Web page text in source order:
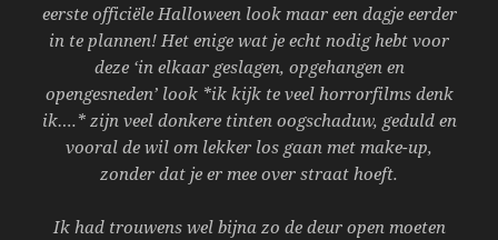
eerste officiële Halloween look maar een dagje eerder
in te plannen! Het enige wat je echt nodig hebt voor
deze ‘in elkaar geslagen, opgehangen en
opengesneden’ look *ik kijk te veel horrorfilms denk
ik….* zijn veel donkere tinten oogschaduw, geduld en
vooral de wil om lekker los gaan met make-up,
zonder dat je er mee over straat hoeft.
Ik had trouwens wel bijna zo de deur open moeten